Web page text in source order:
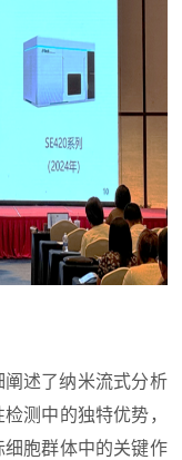
述了纳米流式分析
测中的独特优势，
胞群体中的关键作